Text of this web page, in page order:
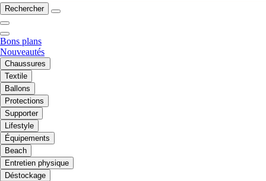
Rechercher
Bons plans
Nouveautés
Chaussures
Textile
Ballons
Protections
Supporter
Lifestyle
Équipements
Beach
Entretien physique
Déstockage